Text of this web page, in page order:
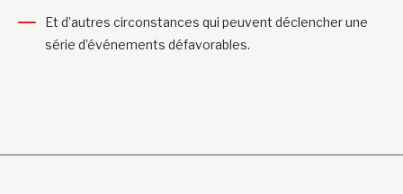
Et d’autres circonstances qui peuvent déclencher une
série d’événements défavorables.